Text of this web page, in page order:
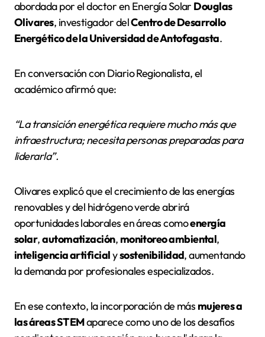
abordada por el doctor en Energía Solar Douglas
Olivares, investigador delCentro de Desarrollo
Energético de la Universidad de Antofagasta.
En conversación con Diario Regionalista, el
académico afirmó que:
“La transición energética requiere mucho más que
infraestructura; necesita personas preparadas para
liderarla”.
Olivares explicó que el crecimiento de las energías
renovables y del hidrógeno verde abrirá
oportunidades laborales en áreas comoenergía
solar,automatización, monitoreo ambiental,
inteligencia artificialysostenibilidad, aumentando
la demanda por profesionales especializados.
En ese contexto, la incorporación de más mujeres a
las áreas STEMaparece como uno de los desafíos